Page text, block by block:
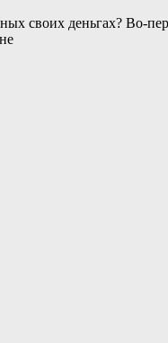
своих деньгах? Во-